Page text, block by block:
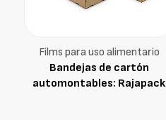
Films para uso alimentario
Bandejas de cartón
automontables: Rajapack